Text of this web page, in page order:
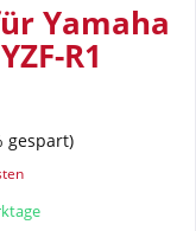
Yamaha
R1
gespart)